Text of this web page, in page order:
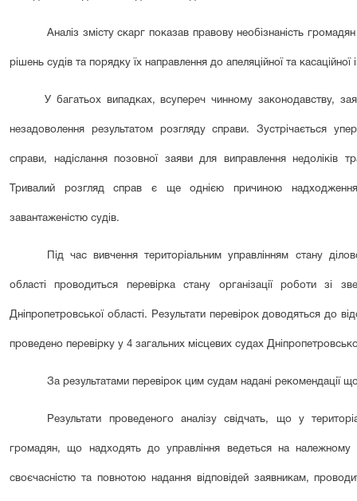
Аналіз змісту скарг показав правову необізнаність
рішень судів та порядку їх направлення до апеляційної та касаційної
У багатьох випадках, всупереч чинному законодавству,
незадоволення результатом розгляду справи. Зустрічається
справи, надіслання позовної заяви для виправлення недоліків
Тривалий розгляд справ є ще однією причиною
завантаженістю судів.
Під час вивчення територіальним управлінням стану
області проводиться перевірка стану організації роботи зі
Дніпропетровської області. Результати перевірок доводяться до
проведено перевірку у 4 загальних місцевих судах
За результатами перевірок цим судам надані рекомендації
Результати проведеного аналізу свідчать, що у
громадян, що надходять до управління ведеться на належному
своєчасністю та повнотою надання відповідей заявникам,